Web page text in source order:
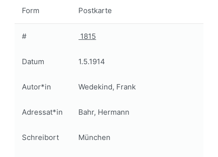
Form Postkarte
# 1815
Datum 1.5.1914
Autor*in Wedekind, Frank
Adressat*in Bahr, Hermann
Schreibort München